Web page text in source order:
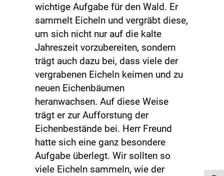
wichtige Aufgabe für den Wald. Er
sammelt Eicheln und vergräbt diese,
um sich nicht nur auf die kalte
Jahreszeit vorzubereiten, sondern
trägt auch dazu bei, dass viele der
vergrabenen Eicheln keimen und zu
neuen Eichenbäumen
heranwachsen. Auf diese Weise
trägt er zur Aufforstung der
Eichenbestände bei. Herr Freund
hatte sich eine ganz besondere
Aufgabe überlegt. Wir sollten so
viele Eicheln sammeln, wie der